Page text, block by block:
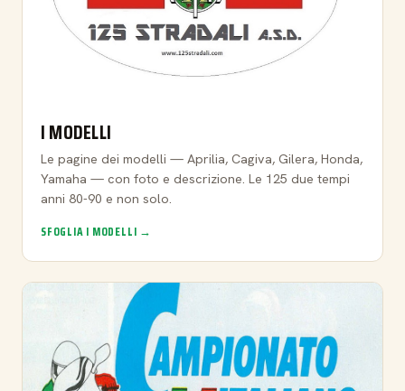
I MODELLI
Le pagine dei modelli — Aprilia, Cagiva, Gilera, Honda,
Yamaha — con foto e descrizione. Le 125 due tempi
anni 80-90 e non solo.
SFOGLIA I MODELLI →